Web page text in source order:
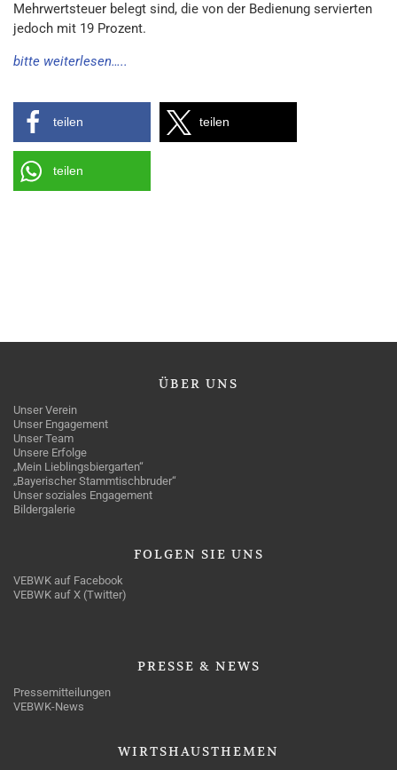
Mehrwertsteuer belegt sind, die von der Bedienung servierten
jedoch mit 19 Prozent.
bitte weiterlesen…..
teilen teilen
teilen
ÜBER UNS
Unser Verein
Unser Engagement
Unser Team
Unsere Erfolge
„Mein Lieblingsbiergarten“
„Bayerischer Stammtischbruder“
Unser soziales Engagement
Bildergalerie
FOLGEN SIE UNS
VEBWK auf Facebook
VEBWK auf X (Twitter)
PRESSE & NEWS
Pressemitteilungen
VEBWK-News
WIRTSHAUSTHEMEN